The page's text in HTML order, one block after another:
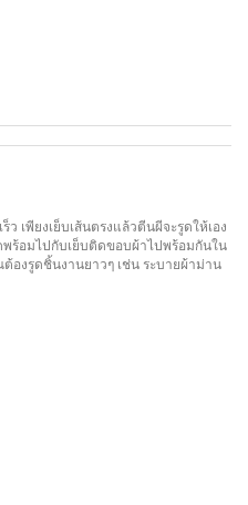
เพียงเย็บเส้นตรงแล้วตีนผีจะรูดให้เอง
ร้อมไปกับเย็บติดขอบผ้าไปพร้อมกันใน
องรูดชิ้นงานยาวๆ เช่น ระบายผ้าม่าน